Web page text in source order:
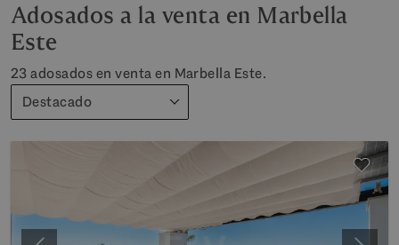
Adosados a la venta en Marbella
Este
23 adosados en venta en Marbella Este.
Destacado